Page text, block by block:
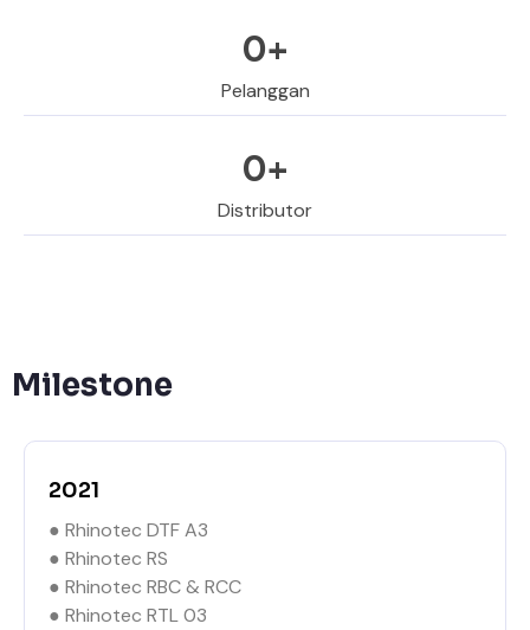
Pelanggan
0+
Distributor
0+
Milestone
2021
● Rhinotec DTF A3
● Rhinotec RS
● Rhinotec RBC & RCC
● Rhinotec RTL 03